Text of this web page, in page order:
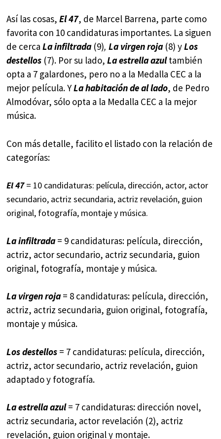
Así las cosas, El 47, de Marcel Barrena, parte como
favorita con 10 candidaturas importantes. La siguen
de cerca La infiltrada (9),La virgen roja (8) yLos
destellos (7). Por su lado,La estrella azultambién
opta a 7 galardones, pero no a la Medalla CEC a la
mejor película. YLa habitación de al lado, de Pedro
Almodóvar, sólo opta a la Medalla CEC a la mejor
música.
Con más detalle, facilito el listado con la relación de
categorías:
El 47= 10 candidaturas: película, dirección, actor, actor
secundario, actriz secundaria, actriz revelación, guion
original, fotografía, montaje y música.
La infiltrada= 9 candidaturas: película, dirección,
actriz, actor secundario, actriz secundaria, guion
original, fotografía, montaje y música.
La virgen roja= 8 candidaturas: película, dirección,
actriz, actriz secundaria, guion original, fotografía,
montaje y música.
Los destellos = 7 candidaturas: película, dirección,
actriz, actor secundario, actriz revelación, guion
adaptado y fotografía.
La estrella azul= 7 candidaturas: dirección novel,
actriz secundaria, actor revelación (2), actriz
revelación, guion original y montaje.